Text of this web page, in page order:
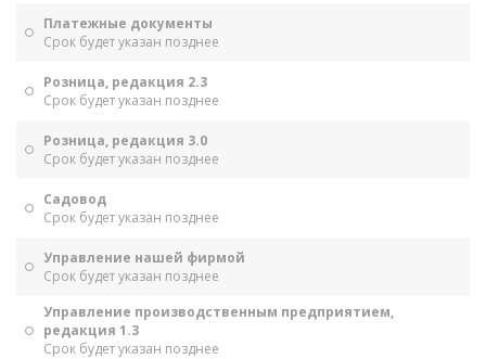
Платежные документы
Срок будет указан позднее
Розница, редакция 2.3
Срок будет указан позднее
Розница, редакция 3.0
Срок будет указан позднее
Садовод
Срок будет указан позднее
Управление нашей фирмой
Срок будет указан позднее
Управление производственным предприятием,
редакция 1.3
Срок будет указан позднее